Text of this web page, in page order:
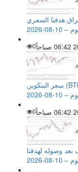
هدفنا السعري
2026
0
سعر البتكوين (BTCUSD) يحاول اكتساب زخماً إيجابياً – توقعات
10-08-2026
0
بعد وصوله لهدفنا
2026